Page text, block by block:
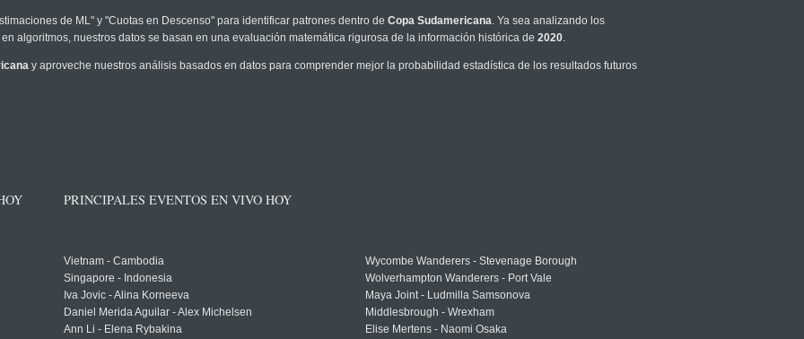
de ML" y "Cuotas en Descenso" para identificar patrones dentro de Copa Sudamericana. Ya sea analizando los
algoritmos, nuestros datos se basan en una evaluación matemática rigurosa de la información histórica de 2020.
y aproveche nuestros análisis basados en datos para comprender mejor la probabilidad estadística de los resultados futuros
PRINCIPALES EVENTOS EN VIVO HOY
Vietnam - Cambodia
Singapore - Indonesia
Iva Jovic - Alina Korneeva
Daniel Merida Aguilar - Alex Michelsen
Ann Li - Elena Rybakina
Wycombe Wanderers - Stevenage Borough
Wolverhampton Wanderers - Port Vale
Maya Joint - Ludmilla Samsonova
Middlesbrough - Wrexham
Elise Mertens - Naomi Osaka